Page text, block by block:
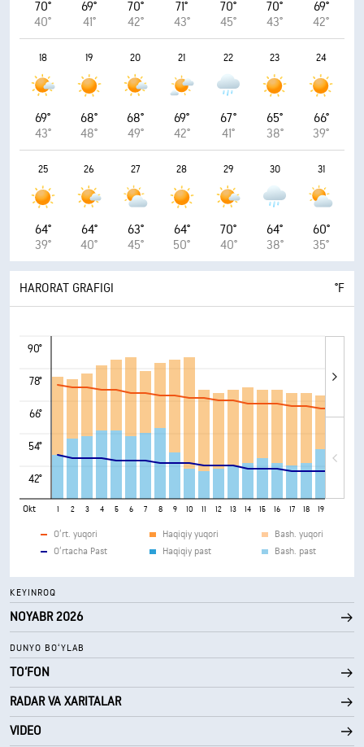
70°
40°
69°
41°
70°
42°
71°
43°
70°
45°
70°
43°
69°
42°
18
69°
43°
19
68°
48°
20
68°
49°
21
69°
42°
22
67°
41°
23
65°
38°
24
66°
39°
25
64°
39°
26
64°
40°
27
63°
45°
28
64°
50°
29
70°
40°
30
64°
38°
31
60°
35°
HARORAT GRAFIGI °F
90°
78°
66°
54°
42°
Okt 1 2 3 4 5 6 7 8 9 10 11 12 13 14 15 16 17 18 19
O‘rt. yuqori
O‘rtacha Past
Haqiqiy yuqori
Haqiqiy past
Bash. yuqori
Bash. past
KEYINROQ
NOYABR 2026
DUNYO BOʻYLAB
TO‘FON
RADAR VA XARITALAR
VIDEO